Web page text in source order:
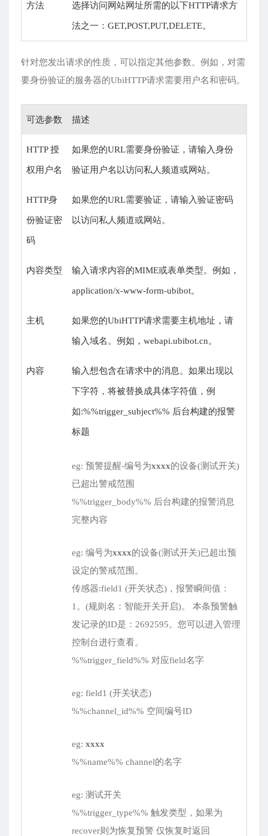
方法 选择访问网站网址所需的以下HTTP请求方
法之一：GET,POST,PUT,DELETE。
针对您发出请求的性质，可以指定其他参数。例如，对需
要身份验证的服务器的UbiHTTP请求需要用户名和密码。
可选参数 描述
HTTP 授
权用户名
如果您的URL需要身份验证，请输入身份
验证用户名以访问私人频道或网站。
HTTP身
份验证密
码
如果您的URL需要验证，请输入验证密码
以访问私人频道或网站。
内容类型 输入请求内容的MIME或表单类型。例如，
application/x-www-form-ubibot。
主机 如果您的UbiHTTP请求需要主机地址，请
输入域名。例如，webapi.ubibot.cn。
内容 输入想包含在请求中的消息。如果出现以
下字符，将被替换成具体字符值，例
如:%%trigger_subject%% 后台构建的报警
标题
eg: 预警提醒-编号为xxxx的设备(测试开关)
已超出警戒范围
%%trigger_body%% 后台构建的报警消息
完整内容
eg: 编号为xxxx的设备(测试开关)已超出预
设定的警戒范围。
传感器:field1 (开关状态)，报警瞬间值：
1。(规则名：智能开关开启)。 本条预警触
发记录的ID是：2692595。您可以进入管理
控制台进行查看。
%%trigger_field%% 对应field名字
eg: field1 (开关状态)
%%channel_id%% 空间编号ID
eg: xxxx
%%name%% channel的名字
eg: 测试开关
%%trigger_type%% 触发类型，如果为
recover则为恢复预警 仅恢复时返回